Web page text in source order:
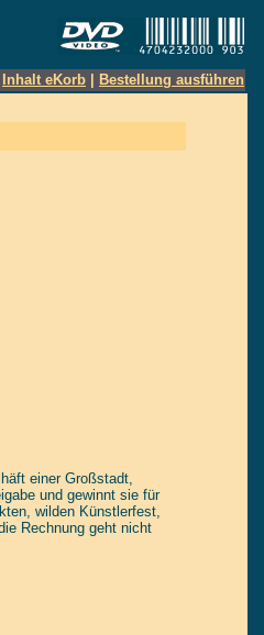
Inhalt eKorb Bestellung ausführen
einer Großstadt,
und gewinnt sie für
wilden Künstlerfest,
Rechnung geht nicht